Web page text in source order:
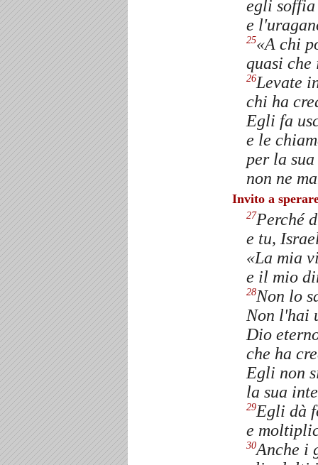
egli soffia
e
25«A chi
quasi
26Levate
chi ha
Egli fa
e le
per la
non ne
Invito a
27Perché
e tu,
«La mia
e il mio
28Non lo
Non l'hai
Dio
che ha
Egli non
la sua
29Egli dà
e
30Anche i